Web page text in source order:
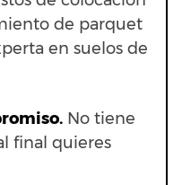
de parquet
en suelos de
No tiene
final quieres